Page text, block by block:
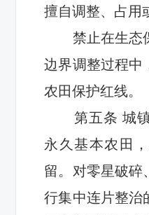
擅自调整、占用
禁止在生态
边界调整过程中
农田保护红线。
第五条 城
永久基本农田
留。对零星破碎
行集中连片整治